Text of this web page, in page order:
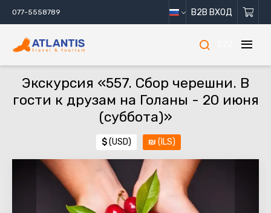
077-5558789 B2B ВХОД
Экскурсия «557. Сбор черешни. В
гости к друзам на Голаны - 20 июня
(суббота)»
$(USD) ₪ (ILS)